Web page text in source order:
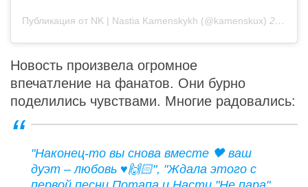
Публикация от NK | Nastia Kamenskykh (@kamenskux) 23 Май 2019 в 12:29 PDT
Новость произвела огромное
впечатление на фанатов. Они бурно
поделились чувствами. Многие радовались:
"Наконец-то вы снова вместе 🖤 ваш
дуэт – любовь ♥️🙌🏻", "Ждала этого с